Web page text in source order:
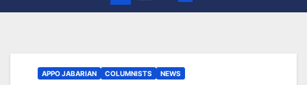
APPO JABARIAN COLUMNISTS NEWS